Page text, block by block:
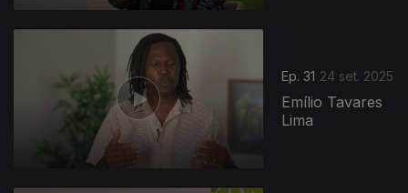
Ep. 31 24 set. 2025
Emílio Tavares
Lima